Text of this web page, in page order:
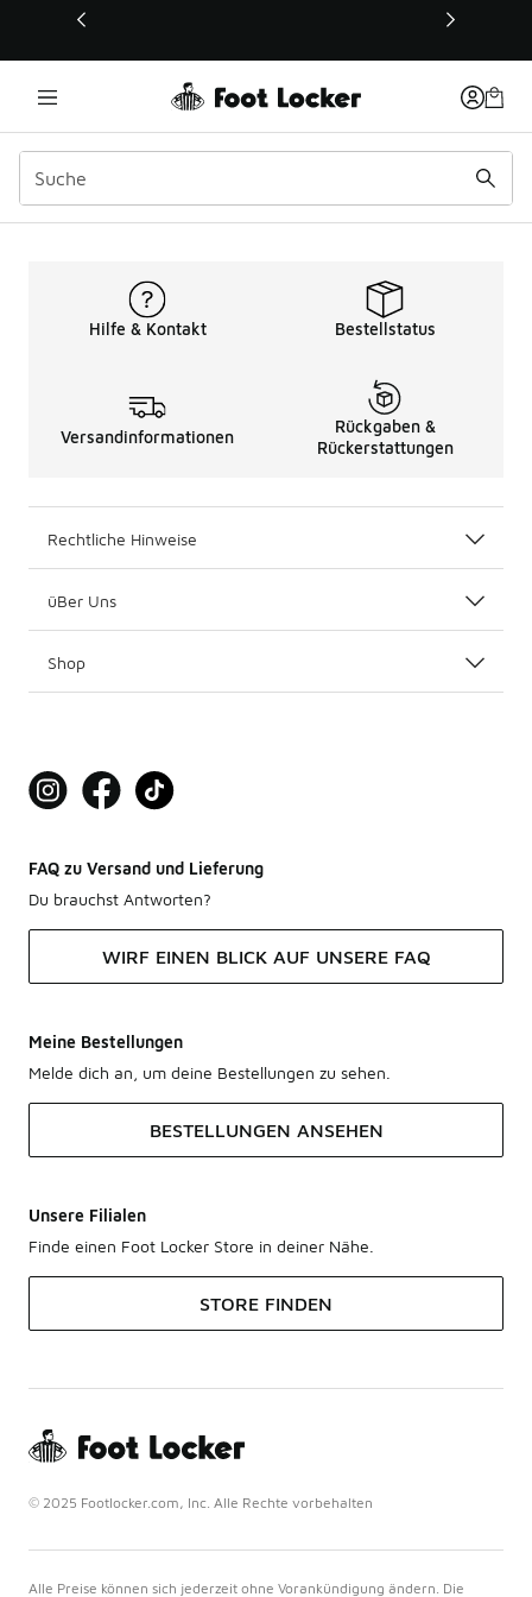
Dieser Link öffnet sich in einem neuen Fenster
Grundschule
Hilfe & Kontakt Bestellstatus
Versandinformationen
Rückgaben &
Rückerstattungen
Rechtliche Hinweise
üBer Uns
Shop
FAQ zu Versand und Lieferung
Du brauchst Antworten?
WIRF EINEN BLICK AUF UNSERE FAQ
Meine Bestellungen
Melde dich an, um deine Bestellungen zu sehen.
BESTELLUNGEN ANSEHEN
Unsere Filialen
Finde einen Foot Locker Store in deiner Nähe.
STORE FINDEN
© 2025 Footlocker.com, Inc. Alle Rechte vorbehalten
Alle Preise können sich jederzeit ohne Vorankündigung ändern. Die